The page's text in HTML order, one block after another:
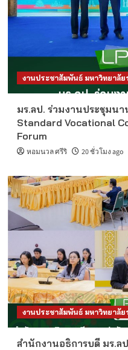
งานประชาสัมพันธ์ มหาวิทยาลัย
มร.ลป. ร่วมงานประชุมนา
Standard Vocational
Forum
หอมนวล ศรีริ 20 ชั่วโมง ago
งานประชาสัมพันธ์ มหาวิทยาลัย
สำนักงานอธิการบดี มร.ล